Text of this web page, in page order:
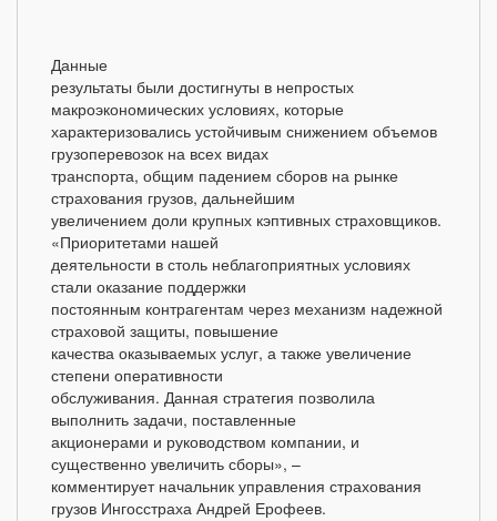
Данные
результаты были достигнуты в непростых
макроэкономических условиях, которые
характеризовались устойчивым снижением объемов
грузоперевозок на всех видах
транспорта, общим падением сборов на рынке
страхования грузов, дальнейшим
увеличением доли крупных кэптивных страховщиков.
«Приоритетами нашей
деятельности в столь неблагоприятных условиях
стали оказание поддержки
постоянным контрагентам через механизм надежной
страховой защиты, повышение
качества оказываемых услуг, а также увеличение
степени оперативности
обслуживания. Данная стратегия позволила
выполнить задачи, поставленные
акционерами и руководством компании, и
существенно увеличить сборы», –
комментирует начальник управления страхования
грузов Ингосстраха Андрей Ерофеев.